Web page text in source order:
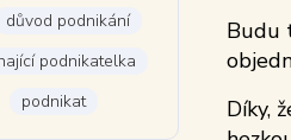
důvod podnikání
podnikatelka
podnikat
Budu
Díky,